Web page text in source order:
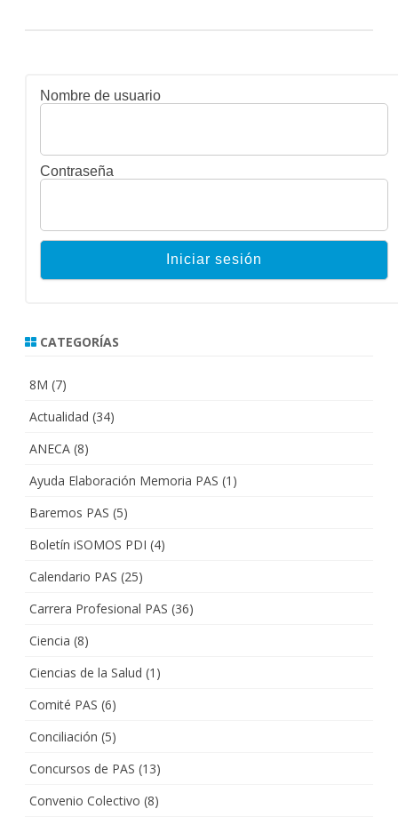
Nombre de usuario
Contraseña
CATEGORÍAS
8M (7)
Actualidad (34)
ANECA (8)
Ayuda Elaboración Memoria PAS (1)
Baremos PAS (5)
Boletín iSOMOS PDI (4)
Calendario PAS (25)
Carrera Profesional PAS (36)
Ciencia (8)
Ciencias de la Salud (1)
Comité PAS (6)
Conciliación (5)
Concursos de PAS (13)
Convenio Colectivo (8)